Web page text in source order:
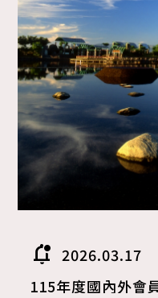
notifications_unread 2026.03.17
115年度國內外會